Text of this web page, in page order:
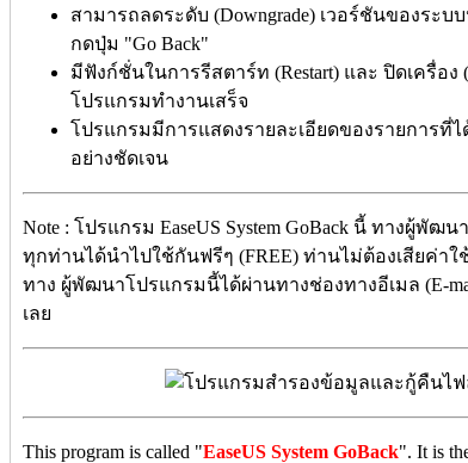
สามารถลดระดับ (Downgrade) เวอร์ชันของระ
กดปุ่ม "Go Back"
มีฟังก์ชั่นในการรีสตาร์ท (Restart) และ ปิดเครื่อ
โปรแกรมทำงานเสร็จ
โปรแกรมมีการแสดงรายละเอียดของรายการ
อย่างชัดเจน
Note : โปรแกรม EaseUS System GoBack นี้ ทางผู้พัฒ
ทุกท่านได้นำไปใช้กันฟรีๆ (FREE) ท่านไม่ต้องเสียค่า
ทาง ผู้พัฒนาโปรแกรมนี้ได้ผ่านทางช่องทางอีเมล (E-
เลย
This program is called "EaseUS System GoBack". It is